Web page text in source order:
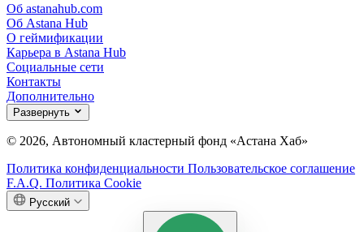
Об astanahub.com
Об Astana Hub
О геймификации
Карьера в Astana Hub
Социальные сети
Контакты
Дополнительно
Развернуть
© 2026, Автономный кластерный фонд «Астана Хаб»
Политика конфиденциальности Пользовательское соглашение
F.A.Q. Политика Cookie
Русский